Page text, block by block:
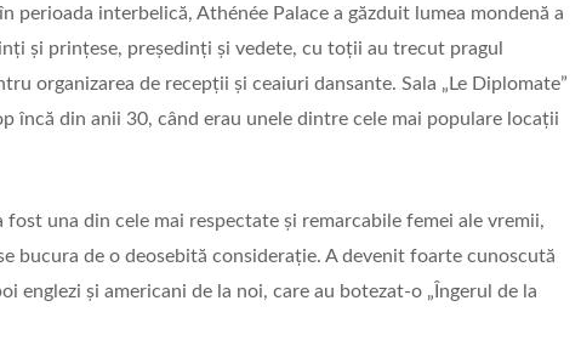
perioada interbelică, Athénée Palace a găzduit lumea mondenă a
și prințese, președinți și vedete, cu toții au trecut pragul
organizarea de recepții și ceaiuri dansante. Sala „Le Diplomate”
încă din anii 30, când erau unele dintre cele mai populare locații
fost una din cele mai respectate și remarcabile femei ale vremii,
bucura de o deosebită considerație. A devenit foarte cunoscută
și americani de la noi, care au botezat-o „Îngerul de la